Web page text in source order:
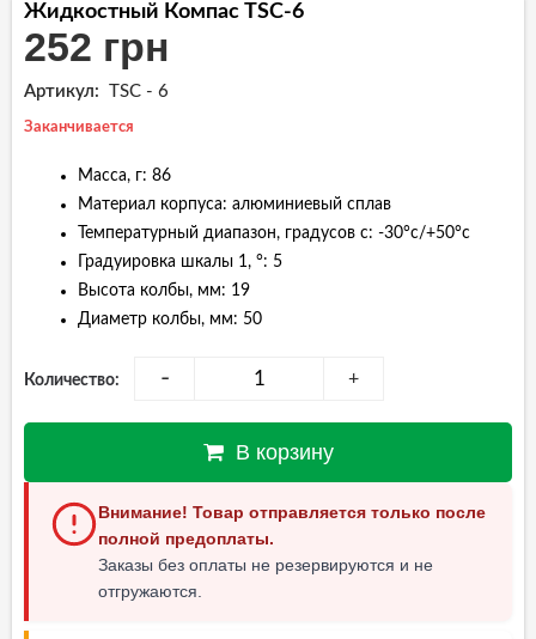
Жидкостный Компас TSC-6
252 грн
Артикул: TSC - 6
Заканчивается
Масса, г: 86
Материал корпуса: алюминиевый сплав
Температурный диапазон, градусов с: -30°с/+50°с
Градуировка шкалы 1, °: 5
Высота колбы, мм: 19
Диаметр колбы, мм: 50
Количество: - +
В корзину
Внимание! Товар отправляется только после
полной предоплаты.
Заказы без оплаты не резервируются и не
отгружаются.